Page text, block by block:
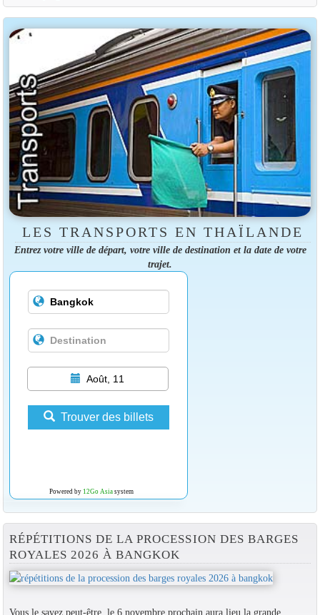
LES TRANSPORTS EN THAÏLANDE
Entrez votre ville de départ, votre ville de destination et la date de votre
trajet.
Août, 11
Trouver des billets
Powered by 12Go Asiasystem
RÉPÉTITIONS DE LA PROCESSION DES BARGES
ROYALES 2026 À BANGKOK
Vous le savez peut-être, le 6 novembre prochain aura lieu la grande